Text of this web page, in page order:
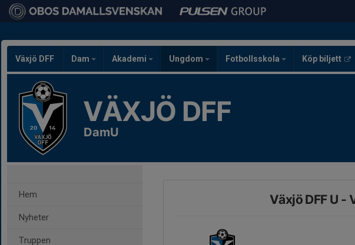
Växjö DFF Dam Akademi Ungdom Fotbollsskola Köp biljett
VÄXJÖ DFF
DamU
Hem
Nyheter
Truppen
Växjö DFF U -